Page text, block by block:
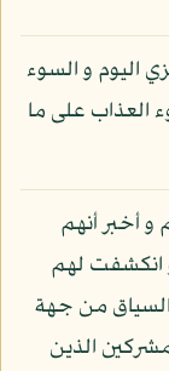
اليوم و السوء
العذاب على ما
و أخبر أنهم
و انكشفت لهم
من جهة
الذين